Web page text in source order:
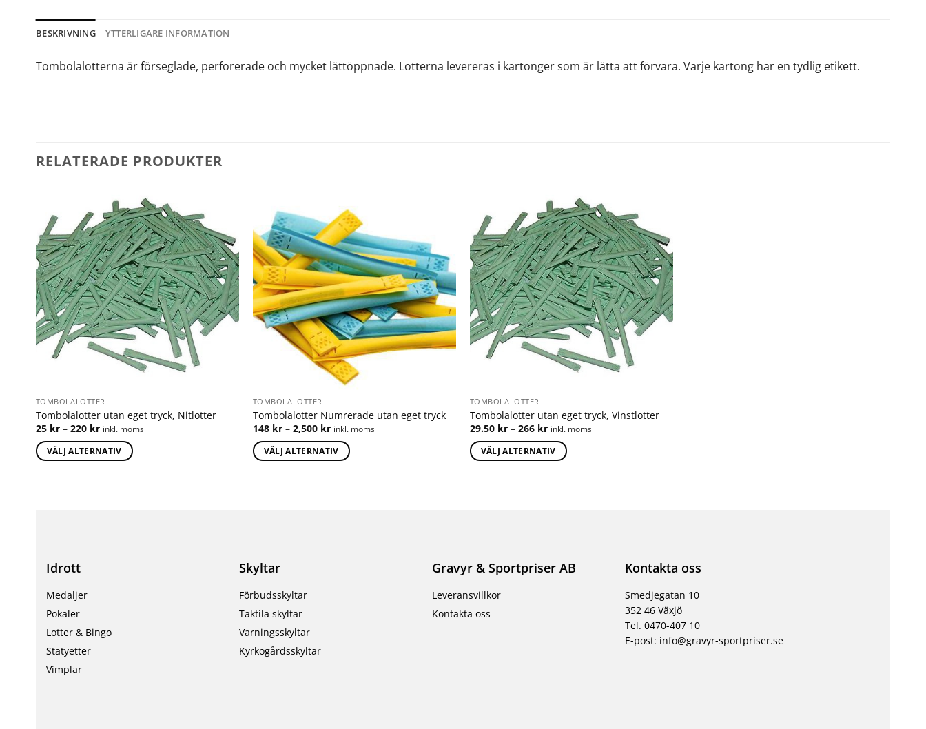
BESKRIVNING YTTERLIGARE INFORMATION
Tombolalotterna är förseglade, perforerade och mycket lättöppnade. Lotterna levereras i kartonger som är lätta att förvara. Varje kartong har en tydlig etikett.
RELATERADE PRODUKTER
TOMBOLALOTTER
Tombolalotter utan eget tryck, Nitlotter
25 kr – 220 kr inkl. moms
VÄLJ ALTERNATIV
TOMBOLALOTTER
Tombolalotter Numrerade utan eget tryck
148 kr – 2,500 kr inkl. moms
VÄLJ ALTERNATIV
TOMBOLALOTTER
Tombolalotter utan eget tryck, Vinstlotter
29.50 kr – 266 kr inkl. moms
VÄLJ ALTERNATIV
Idrott
Medaljer
Pokaler
Lotter & Bingo
Statyetter
Vimplar
Skyltar
Förbudsskyltar
Taktila skyltar
Varningsskyltar
Kyrkogårdsskyltar
Gravyr & Sportpriser AB
Leveransvillkor
Kontakta oss
Kontakta oss
Smedjegatan 10
352 46 Växjö
Tel. 0470-407 10
E-post: info@gravyr-sportpriser.se